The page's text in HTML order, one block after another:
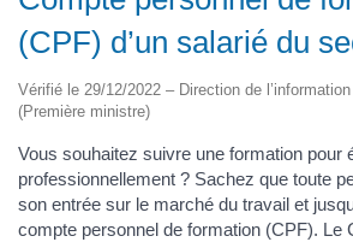
(CPF) d’un salarié du
Vérifié le 29/12/2022 – Direction de
(Première ministre)
Vous souhaitez suivre une formation pour
professionnellement ? Sachez que toute
son entrée sur le marché du travail et
compte personnel de formation (CPF). Le